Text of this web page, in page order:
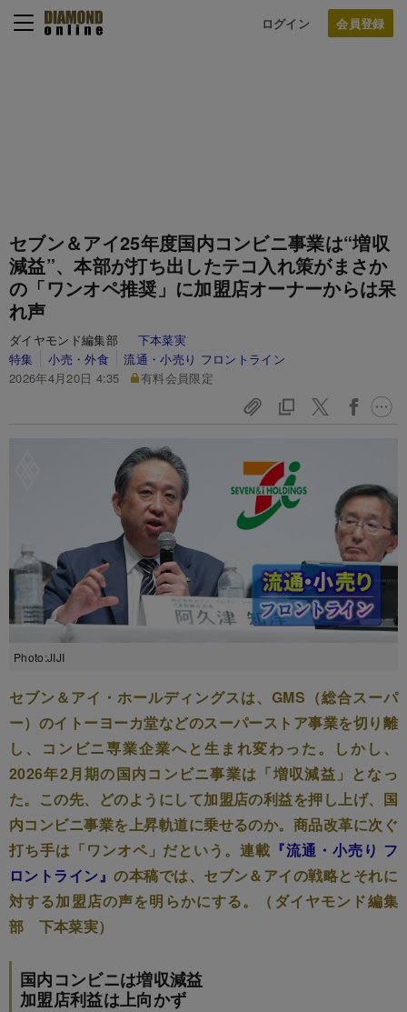
ログイン
セブン＆アイ25年度国内コンビニ事業は“増収
減益”、本部が打ち出したテコ入れ策がまさか
の「ワンオペ推奨」に加盟店オーナーからは呆
れ声
ダイヤモンド編集部 下本菜実
特集
小売・外食
流通・小売り フロントライン
2026年4月20日 4:35
有料会員限定
Photo:JIJI
セブン＆アイ・ホールディングスは、GMS（総合スーパ
ー）のイトーヨーカ堂などのスーパーストア事業を切り離
し、コンビニ専業企業へと生まれ変わった。しかし、
2026年2月期の国内コンビニ事業は「増収減益」となっ
た。この先、どのようにして加盟店の利益を押し上げ、国
内コンビニ事業を上昇軌道に乗せるのか。商品改革に次ぐ
打ち手は「ワンオペ」だという。連載 『流通・小売り フ
ロントライン』の本稿では、セブン＆アイの戦略とそれに
対する加盟店の声を明らかにする。（ダイヤモンド編集
部 下本菜実）
国内コンビニは増収減益
加盟店利益は上向かず